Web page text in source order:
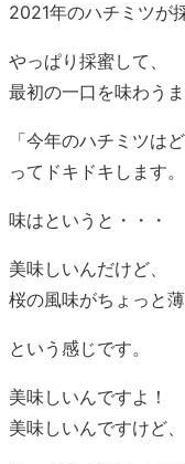
2021年のハチミツが
やっぱり採蜜して、
最初の一口を味わうま
「今年のハチミツは
ってドキドキします。
味はというと・・・
美味しいんだけど、
桜の風味がちょっと
という感じです。
美味しいんですよ！
美味しいんですけど、